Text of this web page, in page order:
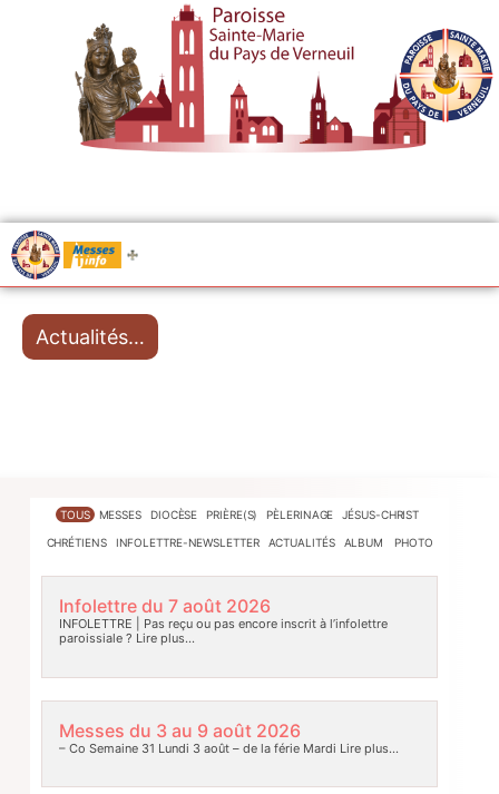
Messes
Actualités…
TOUS MESSES DIOCÈSE PRIÈRE(S) PÈLERINAGE JÉSUS-CHRIST
CHRÉTIENS INFOLETTRE-NEWSLETTER ACTUALITÉS ALBUM PHOTO
Infolettre du 7 août 2026
INFOLETTRE | Pas reçu ou pas encore inscrit à l’infolettre
paroissiale ? Lire plus…
Messes du 3 au 9 août 2026
– Co Semaine 31 Lundi 3 août – de la férie Mardi Lire plus…